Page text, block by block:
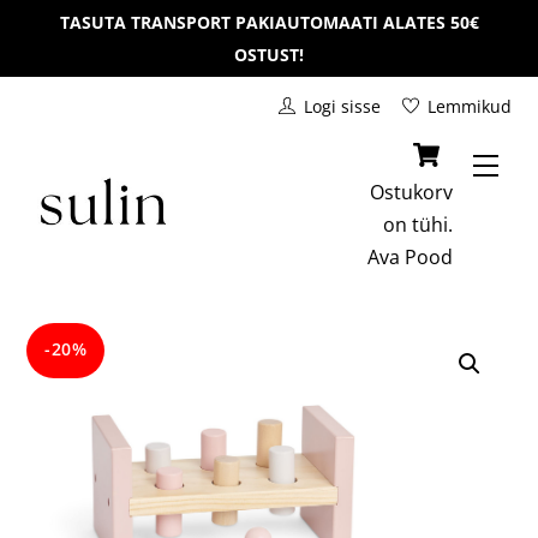
content
TASUTA TRANSPORT PAKIAUTOMAATI ALATES 50€
OSTUST!
Logi sisse Lemmikud
Ostukorv
on tühi.
Ava Pood
-20%